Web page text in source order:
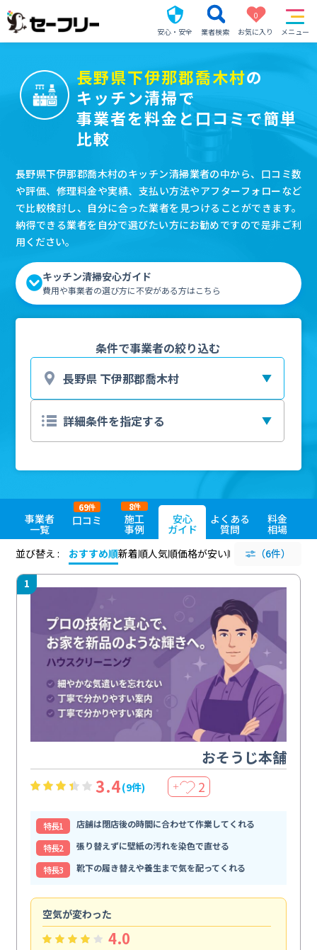
安心・安全 業者検索
0
お気に入り
メニュー
長野県下伊那郡喬木村の
キッチン清掃で
事業者を料金と口コミで簡単
比較
長野県下伊那郡喬木村のキッチン清掃業者の中から、口コミ数
や評価、修理料金や実績、支払い方法やアフターフォローなど
で比較検討し、自分に合った業者を見つけることができます。
納得できる業者を自分で選びたい方にお勧めですので是非ご利
用ください。
キッチン清掃安心ガイド
費用や事業者の選び方に不安がある方はこちら
条件で事業者の絞り込む
事業者
一覧
口コミ
69件
施工
事例
8件
安心
ガイド
よくある
質問
料金
相場
並び替え :
おすすめ順新着順人気順価格が安い順 評価が高い順
（6件）
1
おそうじ本舗
3.4(9件) ＋ 2
特⻑1
店舗は閉店後の時間に合わせて作業してくれる
特⻑2
張り替えずに壁紙の汚れを染色で直せる
特⻑3
靴下の履き替えや養生まで気を配ってくれる
空気が変わった
4.0